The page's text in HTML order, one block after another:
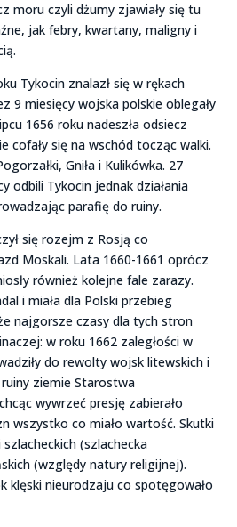
moru czyli dżumy zjawiały się tu
jak febry, kwartany, maligny i
Tykocin znalazł się w rękach
9 miesięcy wojska polskie oblegały
1656 roku nadeszła odsiecz
cofały się na wschód tocząc walki.
Gniła i Kulikówka. 27
odbili Tykocin jednak działania
parafię do ruiny.
się rozejm z Rosją co
Moskali. Lata 1660-1661 oprócz
również kolejne fale zarazy.
i miała dla Polski przebieg
najgorsze czasy dla tych stron
w roku 1662 zaległości w
do rewolty wojsk litewskich i
ziemie Starostwa
wywrzeć presję zabierało
wszystko co miało wartość. Skutki
(szlachecka
(względy natury religijnej).
klęski nieurodzaju co spotęgowało